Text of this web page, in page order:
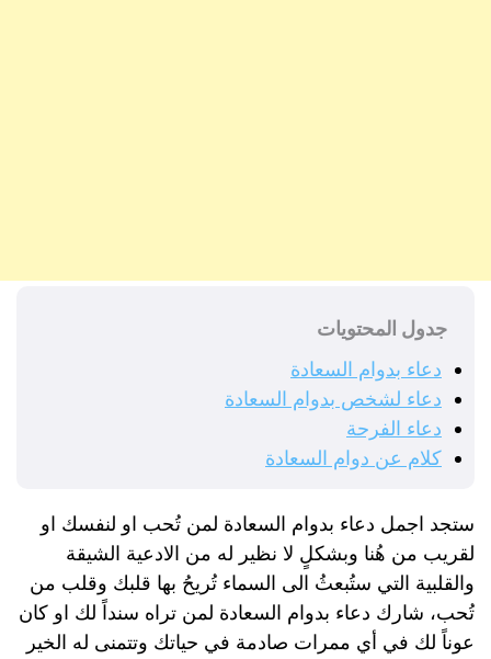
جدول المحتويات
دعاء بدوام السعادة
دعاء لشخص بدوام السعادة
دعاء الفرحة
كلام عن دوام السعادة
ستجد اجمل دعاء بدوام السعادة لمن تُحب او لنفسك او
لقريب من هُنا وبشكلٍ لا نظير له من الادعية الشيقة
والقلبية التي ستُبعثُ الى السماء تُريحُ بها قلبك وقلب من
تُحب، شارك دعاء بدوام السعادة لمن تراه سنداً لك او كان
عوناً لك في أي ممرات صادمة في حياتك وتتمنى له الخير